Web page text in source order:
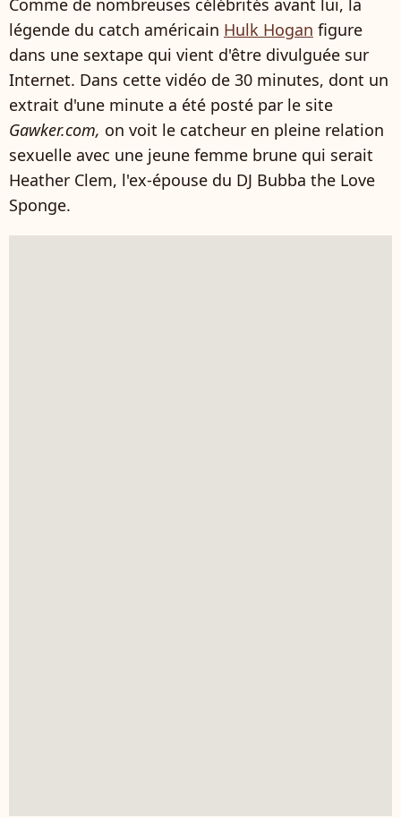
légende du catch américain Hulk Hogan figure
dans une sextape qui vient d'être divulguée sur
Internet. Dans cette vidéo de 30 minutes, dont un
extrait d'une minute a été posté par le site
Gawker.com, on voit le catcheur en pleine relation
sexuelle avec une jeune femme brune qui serait
Heather Clem, l'ex-épouse du DJ Bubba the Love
Sponge.